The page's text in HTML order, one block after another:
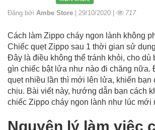
Đăng bởi Ambe Store | 29/10/2020 | 717
Cách làm Zippo cháy ngon lành không
Chiếc quẹt Zippo sau 1 thời gian sử
Đây là điều không thể tránh khỏi, cho dù
gìn chiếc bật lửa như nào đi chăng nữa.
quẹt nhiều lần thì mới lên lửa, khiến bạn
chịu. Bài viết này, hướng dẫn bạn cách
chiếc Zippo cháy ngon lành như lúc mới
Nguyên lý làm việc